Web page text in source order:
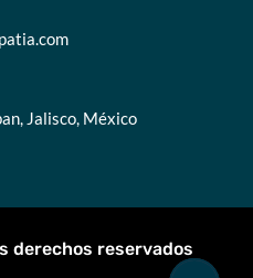
Jalisco, México
derechos reservados